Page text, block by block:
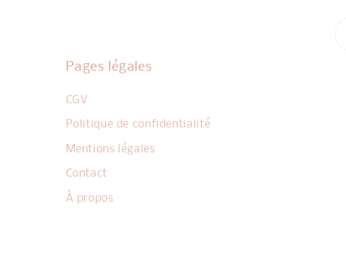
Pages légales
CGV
Politique de confidentialité
Mentions légales
Contact
À propos